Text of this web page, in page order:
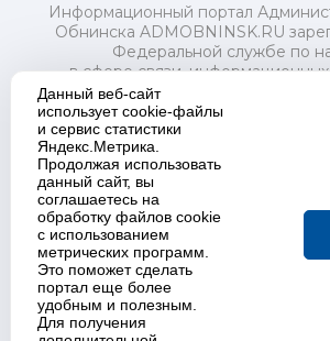
Информационный портал
Обнинска ADMOBNINSK.RU
Федеральной службе по
в сфере связи, информационных
и массовых коммуникаций
2018 года.
Свидетельство о регистрации Эл
Учредитель: Администрация
распорядительный орган)
Обнинск". Главный редактор:
Адрес электронной почты
Телефон Редакции: +7 (484)
Настоящий ресурс содержит
Политика в отношении обработки
Данный веб-сайт
использует cookie-файлы
и сервис статистики
Яндекс.Метрика.
Продолжая использовать
данный сайт, вы
соглашаетесь на
обработку файлов cookie
с использованием
метрических программ.
Это поможет сделать
портал еще более
удобным и полезным.
Для получения